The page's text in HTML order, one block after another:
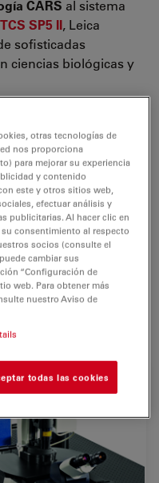
CARS al sistema
SP5 II, Leica
sofisticadas
ciencias biológicas y
la gamadeobtención
el análisis de
pequeños enteros
imágenes brillantes de
las tendencias en
al analizar la
de lípidos o
en la calidad y textura
otras tecnologías de
nos proporciona
para mejorar su experiencia
y contenido
este y otros sitios web,
efectuar análisis y
publicitarias. Al hacer clic en
su consentimiento al respecto
socios (consulte el
cambiar sus
“Configuración de
web. Para obtener más
nuestro Aviso de
todas las cookies